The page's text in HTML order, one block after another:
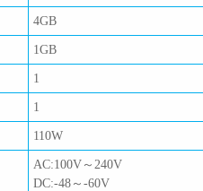
4GB
1GB
1
1
110W
AC:100V～240V
DC:-48～-60V